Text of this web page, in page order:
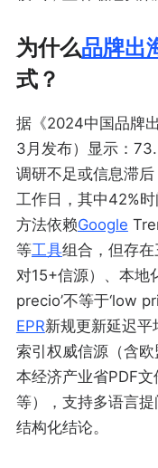
为什么品牌出
式？
据《2024中国品牌
3月发布）显示：
调研不足或信息滞
工作日，其中42%
方法依赖Google
等工具组合，但存
对15+信源）、本地
precio’不等于‘low
EPR新规更新延迟
索引权威信源（含
本经济产业省PDF文
等），支持多语言
结构化结论。